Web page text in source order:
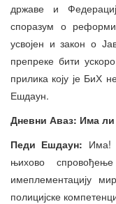
државе и
споразум о
усвојен и закон о
препреке бити
прилика коју је БиХ
Ешдаун.
Дневни Аваз: Има ли
Педи Ешдаун: Има!
њихово
имеплементацију
полицијске